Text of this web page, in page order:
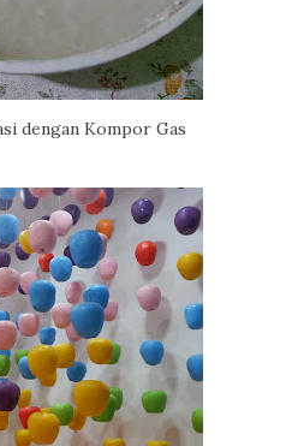
dengan Kompor Gas